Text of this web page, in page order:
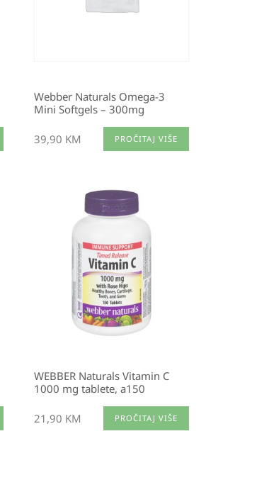
Webber Naturals Omega-3
Mini Softgels – 300mg
39,90 KM PROČITAJ VIŠE
WEBBER Naturals Vitamin C
1000 mg tablete, a150
21,90 KM PROČITAJ VIŠE